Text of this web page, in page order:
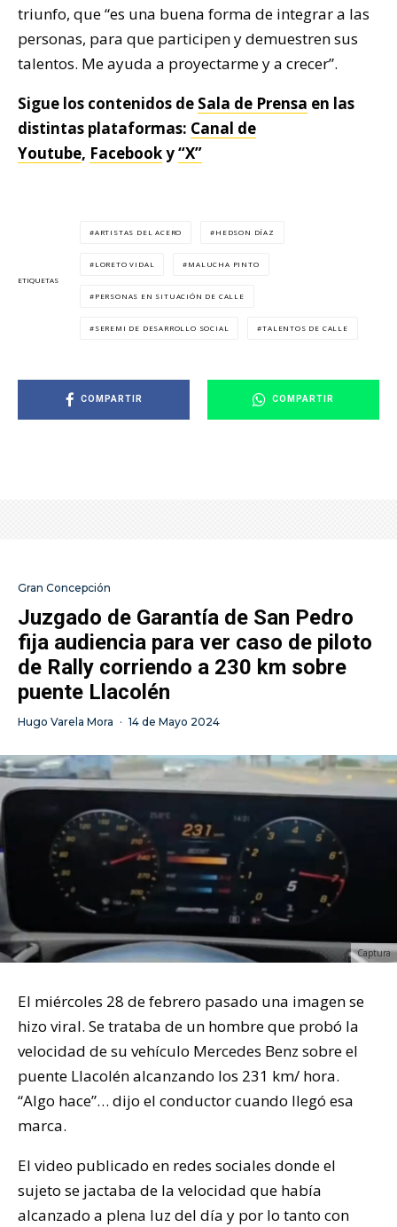
triunfo, que “es una buena forma de integrar a las
personas, para que participen y demuestren sus
talentos. Me ayuda a proyectarme y a crecer”.
Sigue los contenidos de Sala de Prensa en las
distintas plataformas: Canal de
Youtube, Facebooky“X”
ETIQUETAS
ARTISTAS DEL ACERO HEDSON DÍAZ
LORETO VIDAL MALUCHA PINTO
PERSONAS EN SITUACIÓN DE CALLE
SEREMI DE DESARROLLO SOCIAL TALENTOS DE CALLE
COMPARTIR COMPARTIR
Gran Concepción
Juzgado de Garantía de San Pedro
fija audiencia para ver caso de piloto
de Rally corriendo a 230 km sobre
puente Llacolén
Hugo Varela Mora · 14 de Mayo 2024
Captura
El miércoles 28 de febrero pasado una imagen se
hizo viral. Se trataba de un hombre que probó la
velocidad de su vehículo Mercedes Benz sobre el
puente Llacolén alcanzando los 231 km/ hora.
“Algo hace”… dijo el conductor cuando llegó esa
marca.
El video publicado en redes sociales donde el
sujeto se jactaba de la velocidad que había
alcanzado a plena luz del día y por lo tanto con